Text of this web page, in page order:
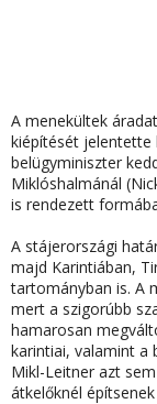
A menekültek
kiépítését jelentette
belügyminiszter
Miklóshalmánál
is rendezett
A stájerországi
majd Karintiában,
tartományban is. A
mert a szigorúbb
hamarosan
karintiai, valamint a
Mikl-Leitner azt
átkelőknél